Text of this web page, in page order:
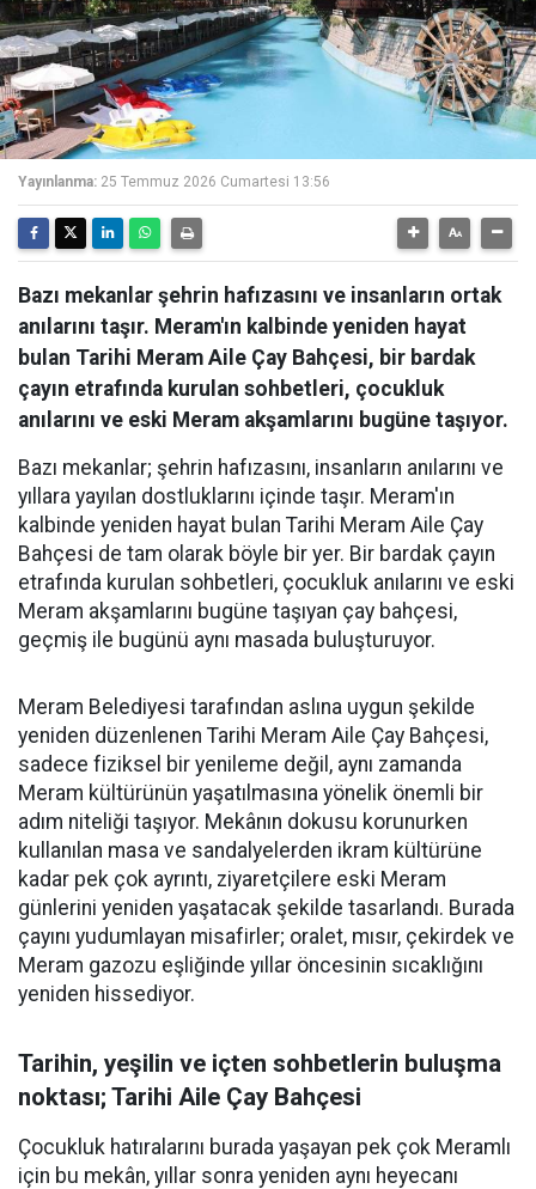
Yayınlanma: 25 Temmuz 2026 Cumartesi 13:56
Bazı mekanlar şehrin hafızasını ve insanların ortak
anılarını taşır. Meram'ın kalbinde yeniden hayat
bulan Tarihi Meram Aile Çay Bahçesi, bir bardak
çayın etrafında kurulan sohbetleri, çocukluk
anılarını ve eski Meram akşamlarını bugüne taşıyor.
Bazı mekanlar; şehrin hafızasını, insanların anılarını ve
yıllara yayılan dostluklarını içinde taşır. Meram'ın
kalbinde yeniden hayat bulan Tarihi Meram Aile Çay
Bahçesi de tam olarak böyle bir yer. Bir bardak çayın
etrafında kurulan sohbetleri, çocukluk anılarını ve eski
Meram akşamlarını bugüne taşıyan çay bahçesi,
geçmiş ile bugünü aynı masada buluşturuyor.
Meram Belediyesi tarafından aslına uygun şekilde
yeniden düzenlenen Tarihi Meram Aile Çay Bahçesi,
sadece fiziksel bir yenileme değil, aynı zamanda
Meram kültürünün yaşatılmasına yönelik önemli bir
adım niteliği taşıyor. Mekânın dokusu korunurken
kullanılan masa ve sandalyelerden ikram kültürüne
kadar pek çok ayrıntı, ziyaretçilere eski Meram
günlerini yeniden yaşatacak şekilde tasarlandı. Burada
çayını yudumlayan misafirler; oralet, mısır, çekirdek ve
Meram gazozu eşliğinde yıllar öncesinin sıcaklığını
yeniden hissediyor.
Tarihin, yeşilin ve içten sohbetlerin buluşma
noktası; Tarihi Aile Çay Bahçesi
Çocukluk hatıralarını burada yaşayan pek çok Meramlı
için bu mekân, yıllar sonra yeniden aynı heyecanı